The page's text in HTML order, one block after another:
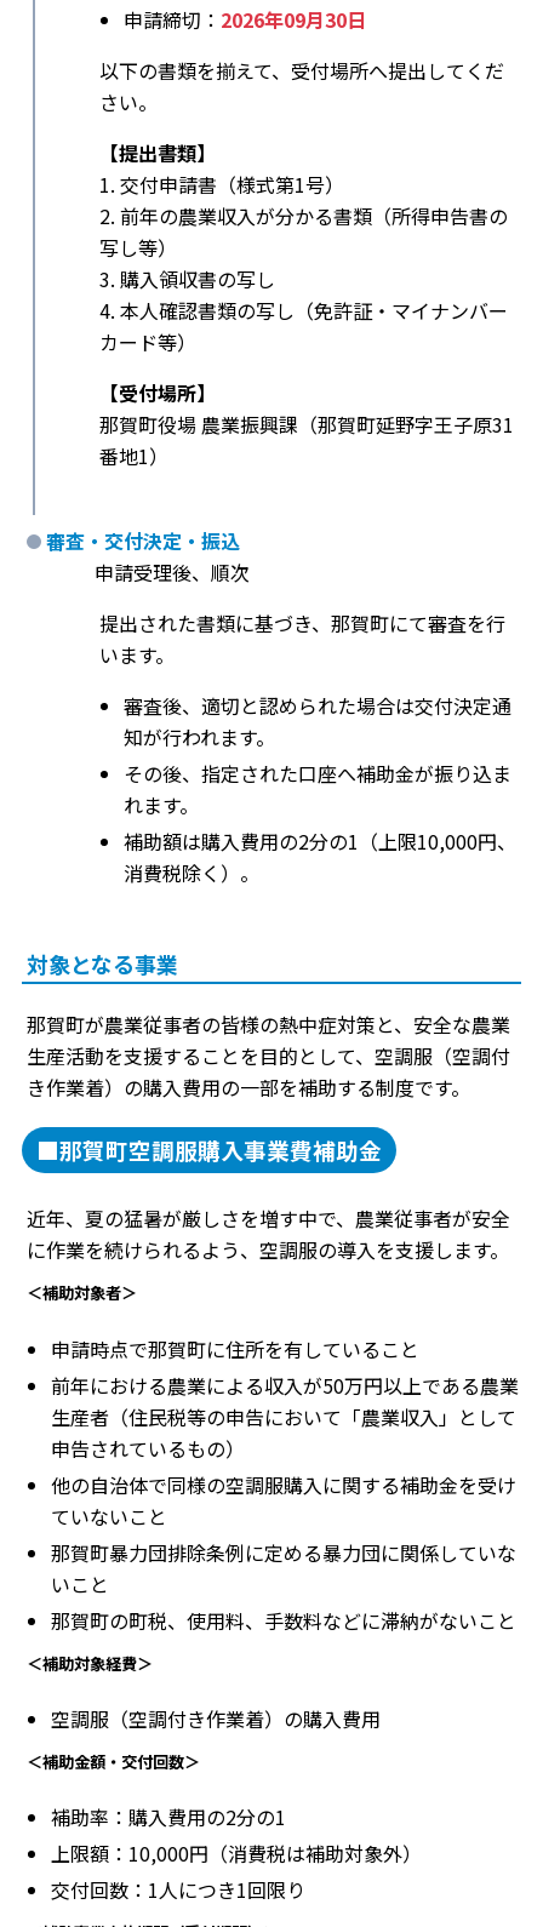
申請締切： 2026年09月30日
以下の書類を揃えて、受付場所へ提出してくだ
さい。
【提出書類】
1. 交付申請書（様式第1号）
2. 前年の農業収入が分かる書類（所得申告書の
写し等）
3. 購入領収書の写し
4. 本人確認書類の写し（免許証・マイナンバー
カード等）
【受付場所】
那賀町役場 農業振興課（那賀町延野字王子原31
番地1）
審査・交付決定・振込
申請受理後、順次
提出された書類に基づき、那賀町にて審査を行
います。
審査後、適切と認められた場合は交付決定通
知が行われます。
その後、指定された口座へ補助金が振り込ま
れます。
補助額は購入費用の2分の1（上限10,000円、
消費税除く）。
対象となる事業
那賀町が農業従事者の皆様の熱中症対策と、安全な農業
生産活動を支援することを目的として、空調服（空調付
き作業着）の購入費用の一部を補助する制度です。
■那賀町空調服購入事業費補助金
近年、夏の猛暑が厳しさを増す中で、農業従事者が安全
に作業を続けられるよう、空調服の導入を支援します。
＜補助対象者＞
申請時点で那賀町に住所を有していること
前年における農業による収入が50万円以上である農業
生産者（住民税等の申告において「農業収入」として
申告されているもの）
他の自治体で同様の空調服購入に関する補助金を受け
ていないこと
那賀町暴力団排除条例に定める暴力団に関係していな
いこと
那賀町の町税、使用料、手数料などに滞納がないこと
＜補助対象経費＞
空調服（空調付き作業着）の購入費用
＜補助金額・交付回数＞
補助率：購入費用の2分の1
上限額：10,000円（消費税は補助対象外）
交付回数：1人につき1回限り